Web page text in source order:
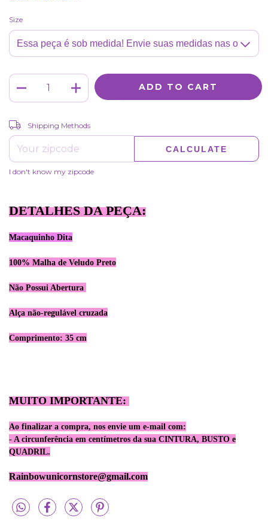
Size
Shipping for zipcode:
Shipping Methods
CALCULATE
I don't know my zipcode
DETALHES DA PEÇA:
Macaquinho Dita
100% Malha de Veludo Preto
Não Possui Abertura
​Alça não-regulável cruzada
Comprimento: 35 cm
MUITO IMPORTANTE:
Ao finalizar a compra, nos envie um e-mail com:
- A circunferência em centímetros da sua CINTURA, BUSTO e
QUADRIL.
Rainbowunicornstore@gmail.com